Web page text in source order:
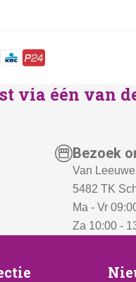
via één van
Bezoek
Van
5482 TK
Ma - Vr
Za 10:00 -